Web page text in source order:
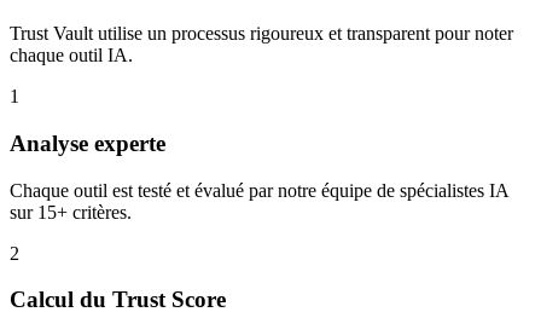
Trust Vault utilise un processus rigoureux et transparent pour noter
chaque outil IA.
1
Analyse experte
Chaque outil est testé et évalué par notre équipe de spécialistes IA
sur 15+ critères.
2
Calcul du Trust Score